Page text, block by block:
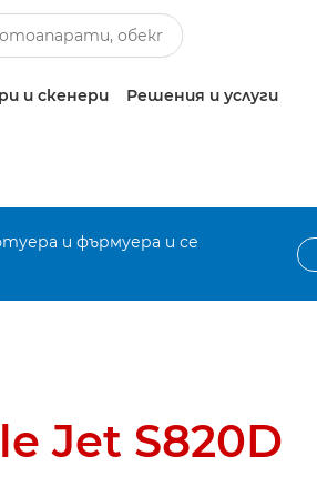
и скенери Решения и услуги
и фърмуера и се
Jet S820D